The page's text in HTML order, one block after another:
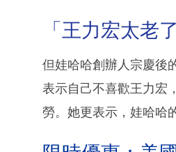
「王力宏太老了
但娃哈哈創辦人宗慶後
表示自己不喜歡王力宏
勞。她更表示，娃哈哈